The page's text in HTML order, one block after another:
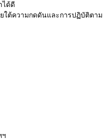
ได้ดี
ใต้ความกดดันและการปฏิบัติตาม